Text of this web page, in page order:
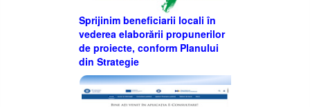
Sprijinim beneficiarii locali în
vederea elaborării propunerilor
de proiecte, conform Planului
din Strategie